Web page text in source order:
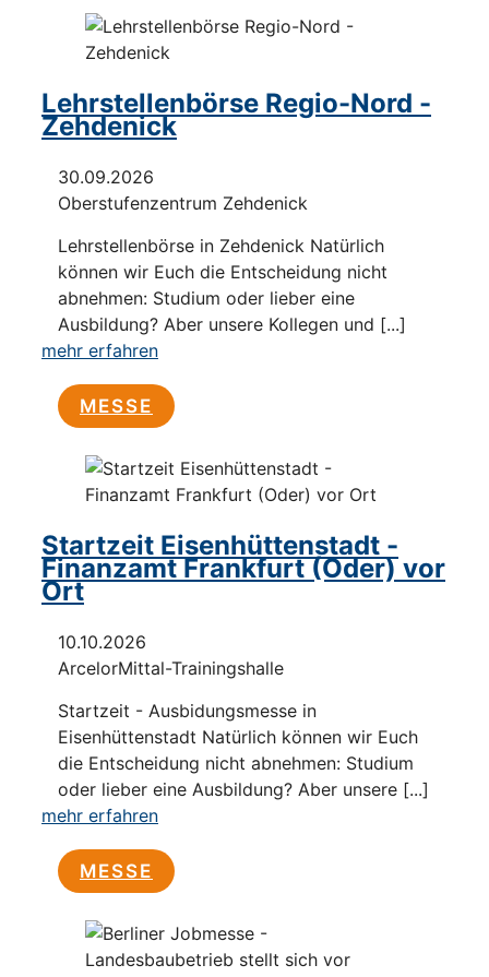
Lehrstellenbörse Regio-Nord -
Zehdenick
30.09.2026
Oberstufenzentrum Zehdenick
Lehrstellenbörse in Zehdenick Natürlich
können wir Euch die Entscheidung nicht
abnehmen: Studium oder lieber eine
Ausbildung? Aber unsere Kollegen und [...]
mehr erfahren
MESSE
Startzeit Eisenhüttenstadt -
Finanzamt Frankfurt (Oder) vor
Ort
10.10.2026
ArcelorMittal-Trainingshalle
Startzeit - Ausbidungsmesse in
Eisenhüttenstadt Natürlich können wir Euch
die Entscheidung nicht abnehmen: Studium
oder lieber eine Ausbildung? Aber unsere [...]
mehr erfahren
MESSE